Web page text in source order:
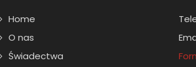
Home
O nas
Świadectwa